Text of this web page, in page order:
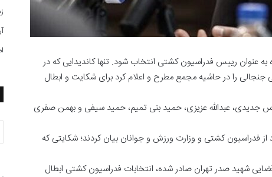
دومین دوره به عنوان رییس فدراسیون کشتی انتخاب شود. تنها کاندیدایی که در
را در حاشیه مجمع مطرح و اعلام کرد برای شکایت و ابطال
جمله عباس جدیدی، عبدالله عزیزی، حمید بنی تمیم، حمید سیفی و بهمن صفری
فدراسیون کشتی و وزارت ورزش و جوانان بیان کردند؛ شکایتی که
حقوقی مجتمع قضایی شهید صدر تهران صادر شده، انتخابات فدراسیون کشتی ابطال